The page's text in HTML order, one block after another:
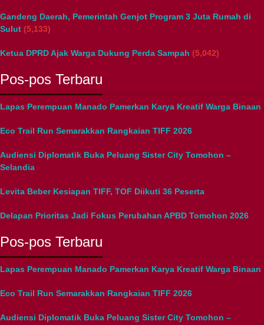
Gandeng Daerah, Pemerintah Genjot Program 3 Juta Rumah di
Sulut (5,133)
Ketua DPRD Ajak Warga Dukung Perda Sampah (5,042)
Pos-pos Terbaru
Lapas Perempuan Manado Pamerkan Karya Kreatif Warga Binaan
Eco Trail Run Semarakkan Rangkaian TIFF 2026
Audiensi Diplomatik Buka Peluang Sister City Tomohon –
Selandia
Levita Beber Kesiapan TIFF, TOF Diikuti 36 Peserta
Delapan Prioritas Jadi Fokus Perubahan APBD Tomohon 2026
Pos-pos Terbaru
Lapas Perempuan Manado Pamerkan Karya Kreatif Warga Binaan
Eco Trail Run Semarakkan Rangkaian TIFF 2026
Audiensi Diplomatik Buka Peluang Sister City Tomohon –